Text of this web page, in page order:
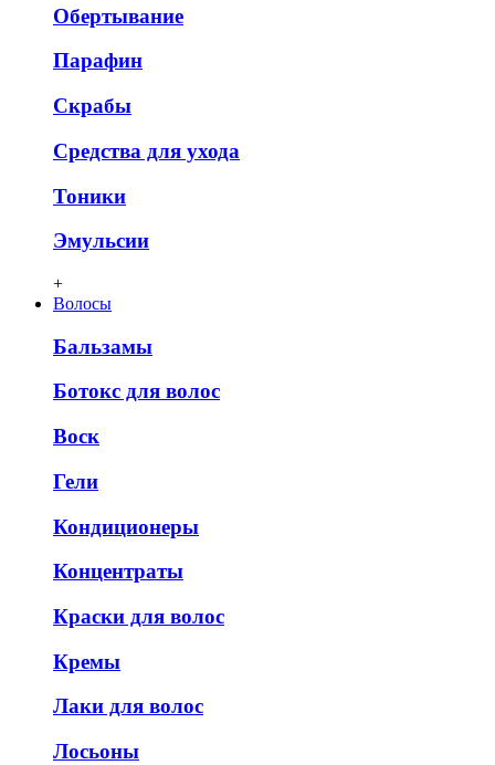
Обертывание
Парафин
Скрабы
Средства для ухода
Тоники
Эмульсии
+
Волосы
Бальзамы
Ботокс для волос
Воск
Гели
Кондиционеры
Концентраты
Краски для волос
Кремы
Лаки для волос
Лосьоны